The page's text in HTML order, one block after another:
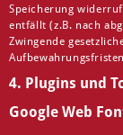
Speicherung
entfällt (z.B. nach
Zwingende
4. Plugins und
Google Web